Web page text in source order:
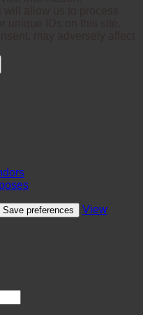
Save preferences
View